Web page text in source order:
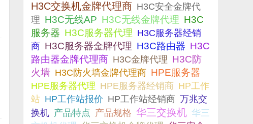
H3C交换机金牌代理商 H3C安全金牌代
理 H3C无线AP H3C无线金牌代理 H3C
服务器 H3C服务器代理 H3C服务器经销
商 H3C服务器金牌代理 H3C路由器 H3C
路由器金牌代理商 H3C金牌代理 H3C防
火墙 H3C防火墙金牌代理商 HPE服务器
HPE服务器代理 HPE服务器经销商 HP工作
站 HP工作站报价 HP工作站经销商 万兆交
换机 产品特点 产品规格 华三交换机 华三